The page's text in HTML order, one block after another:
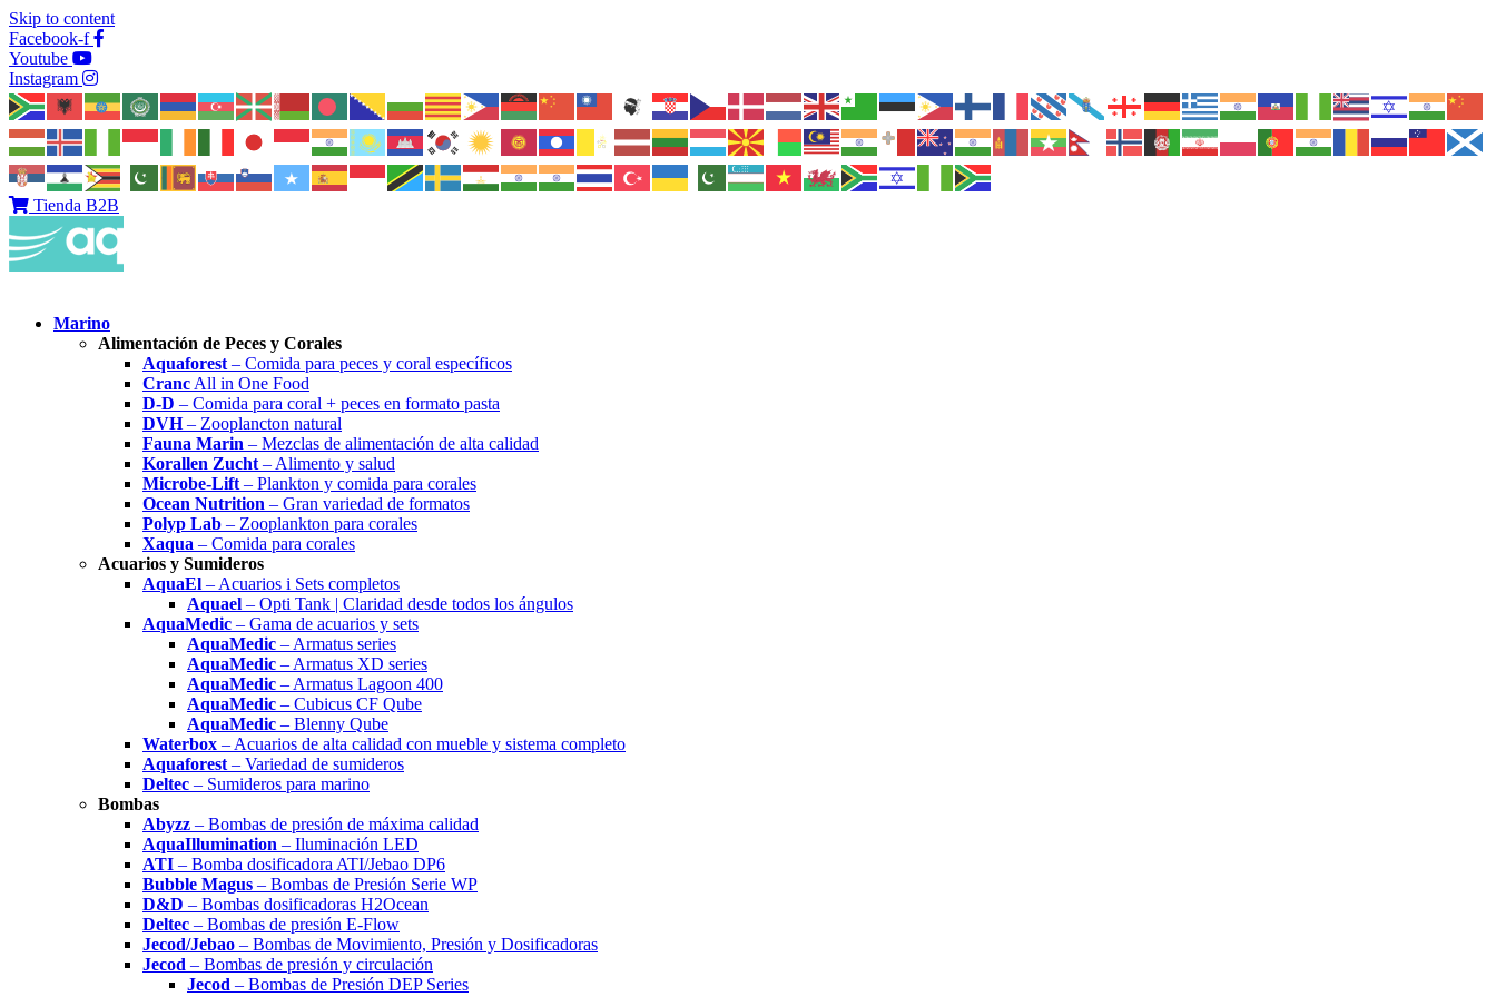
Skip to content
Facebook-f
Youtube
Instagram
Tienda B2B
Marino
Alimentación de Peces y Corales
Aquaforest – Comida para peces y coral específicos
Cranc All in One Food
D-D – Comida para coral + peces en formato pasta
DVH– Zooplancton natural
Fauna Marin – Mezclas de alimentación de alta calidad
Korallen Zucht – Alimento y salud
Microbe-Lift – Plankton y comida para corales
Ocean Nutrition – Gran variedad de formatos
Polyp Lab – Zooplankton para corales
Xaqua – Comida para corales
Acuarios y Sumideros
AquaEl – Acuarios i Sets completos
Aquael – Opti Tank | Claridad desde todos los ángulos
AquaMedic – Gama de acuarios y sets
AquaMedic – Armatus series
AquaMedic – Armatus XD series
AquaMedic – Armatus Lagoon 400
AquaMedic – Cubicus CF Qube
AquaMedic – Blenny Qube
Waterbox – Acuarios de alta calidad con mueble y sistema completo
Aquaforest – Variedad de sumideros
Deltec – Sumideros para marino
Bombas
Abyzz – Bombas de presión de máxima calidad
AquaIllumination – Iluminación LED
ATI – Bomba dosificadora ATI/Jebao DP6
Bubble Magus – Bombas de Presión Serie WP
D&D – Bombas dosificadoras H2Ocean
Deltec – Bombas de presión E-Flow
Jecod/Jebao – Bombas de Movimiento, Presión y Dosificadoras
Jecod – Bombas de presión y circulación
Jecod – Bombas de Presión DEP Series